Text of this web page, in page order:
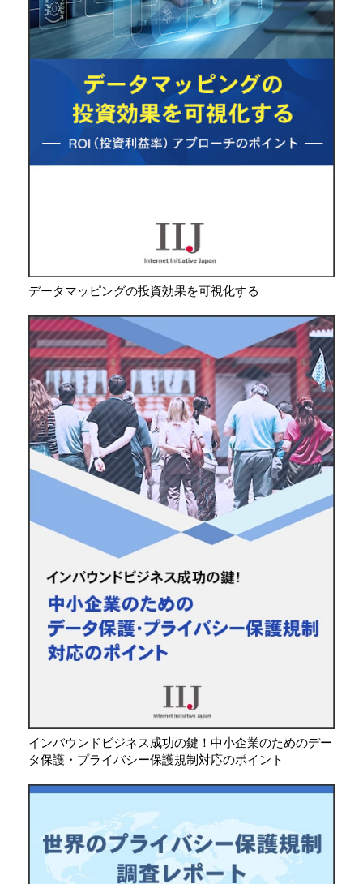
データマッピングの投資効果を可視化する
インバウンドビジネス成功の鍵！中小企業のためのデー
タ保護・プライバシー保護規制対応のポイント